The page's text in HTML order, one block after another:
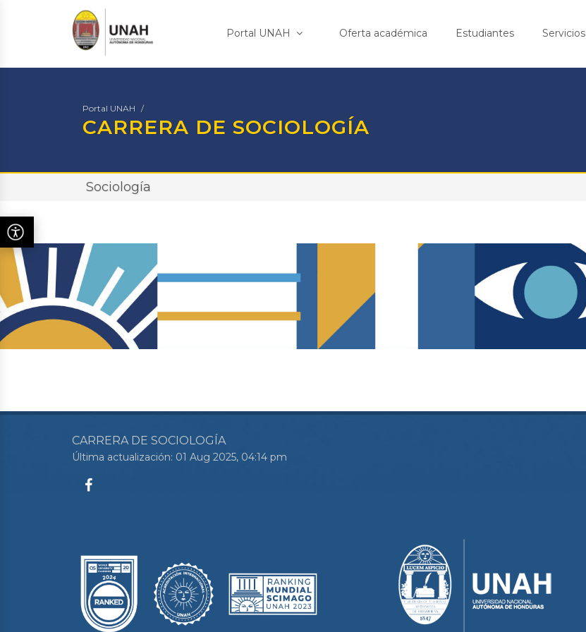
Portal UNAH Oferta académica Estudiantes Servicios
Portal UNAH
CARRERA DE SOCIOLOGÍA
Sociología
CARRERA DE SOCIOLOGÍA
Última actualización: 01 Aug 2025, 04:14 pm